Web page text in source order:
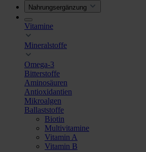
Nahrungsergänzung
Vitamine
Mineralstoffe
Omega-3
Bitterstoffe
Aminosäuren
Antioxidantien
Mikroalgen
Ballaststoffe
Biotin
Multivitamine
Vitamin A
Vitamin B